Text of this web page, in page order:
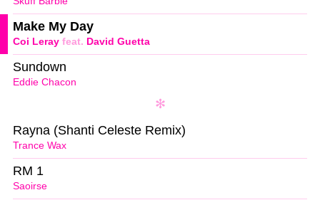
Coi Leray feat. David Guetta
Make My Day
Eddie Chacon
Sundown
Trance Wax
Rayna (Shanti Celeste Remix)
Saoirse
RM 1